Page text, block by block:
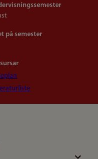
på semester